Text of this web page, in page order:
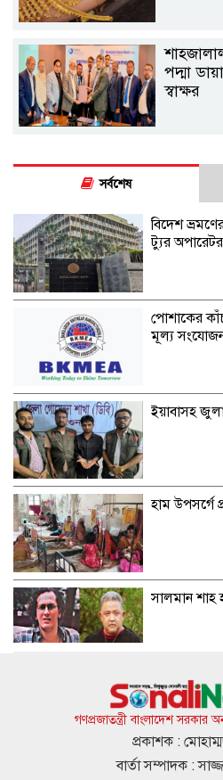
পদ্মা
স্বাক্ষর
সর্বশেষ
বিদেশ
ট্যুর
পোশাকের
মূল্য সংযোজন
ইয়াবাসহ
হাম উপসর্গে
সালমান শাহ
স্থানীয়
লাখ
গণপ্রজাতন্ত্রী বাংলাদেশ সরকার
প্রকাশক :
বার্তা সম্পাদক :